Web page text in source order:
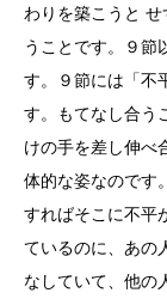
わりを築こうと
うことです。９節
す。９節には「不
す。もてなし合う
けの手を差し伸べ
体的な姿なのです
すればそこに不平
ているのに、あの
なしていて、他の